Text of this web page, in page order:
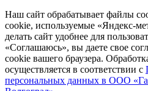
Наш сайт обрабатывает файлы
cookie, используемые «Яндекс-
делать сайт удобнее для
«Соглашаюсь», вы даете свое
cookie вашего браузера.
осуществляется в соответствии с
персональных данных в ООО